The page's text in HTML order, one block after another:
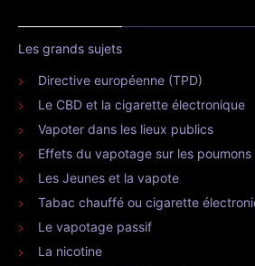
Les grands sujets
Directive européenne (TPD)
Le CBD et la cigarette électronique
Vapoter dans les lieux publics
Effets du vapotage sur les poumons
Les Jeunes et la vapote
Tabac chauffé ou cigarette
Le vapotage passif
La nicotine